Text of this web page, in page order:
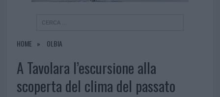
HOME OLBIA
A Tavolara l’escursione alla
scoperta del clima del passato